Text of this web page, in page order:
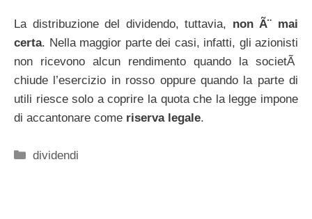
La distribuzione del dividendo, tuttavia, non Ã¨ mai
certa. Nella maggior parte dei casi, infatti, gli azionisti
non ricevono alcun rendimento quando la societÃ
chiude l’esercizio in rosso oppure quando la parte di
utili riesce solo a coprire la quota che la legge impone
di accantonare come riserva legale.
Categorie
dividendi